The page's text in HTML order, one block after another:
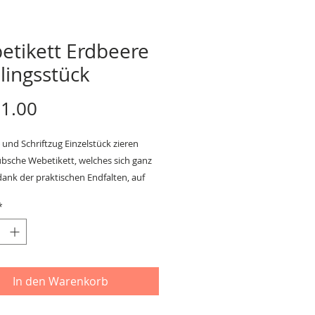
Erdbeere
und Schriftzug Einzelstück zieren
Webetikett, welches sich ganz
der praktischen Endfalten, auf
Drescher
cm
Etikett
In den Warenkorb